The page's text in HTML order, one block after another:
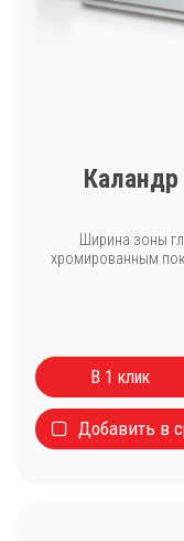
Ширина зоны
хромированным
В 1 клик
Добавить в